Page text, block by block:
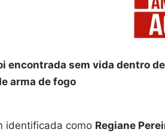
encontrada sem vida dentro
arma de fogo
identificada como Regiane